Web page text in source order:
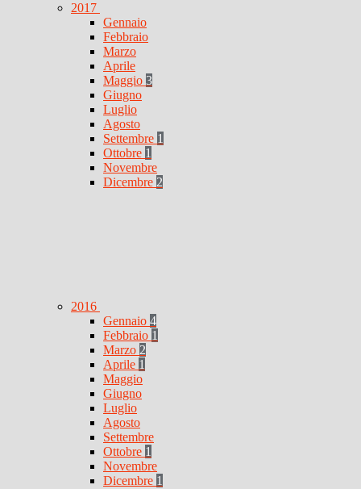
2017
Gennaio
Febbraio
Marzo
Aprile
Maggio 3
Giugno
Luglio
Agosto
Settembre 1
Ottobre 1
Novembre
Dicembre 2
2016
Gennaio 4
Febbraio 1
Marzo 2
Aprile 1
Maggio
Giugno
Luglio
Agosto
Settembre
Ottobre 1
Novembre
Dicembre 1